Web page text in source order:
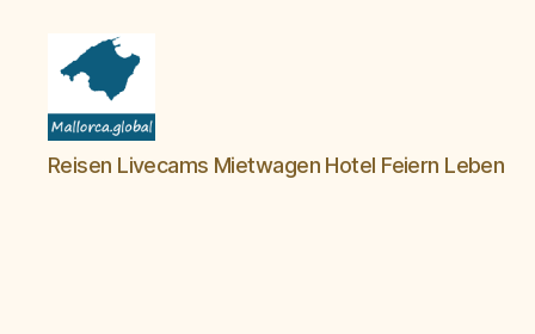
Mallorca
Reisen Livecams Mietwagen Hotel Feiern Leben